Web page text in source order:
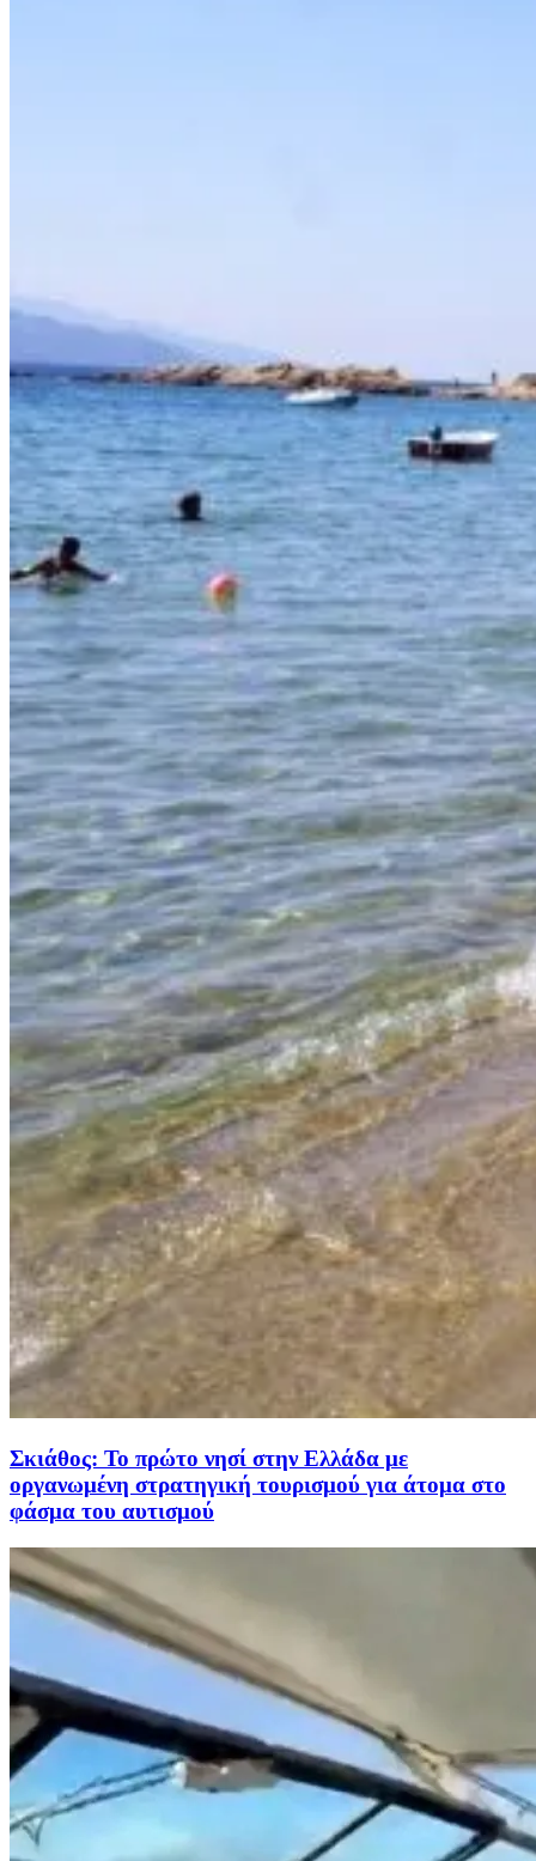
Σκιάθος: Το πρώτο νησί στην Ελλάδα με
οργανωμένη στρατηγική τουρισμού για άτομα στο
φάσμα του αυτισμού